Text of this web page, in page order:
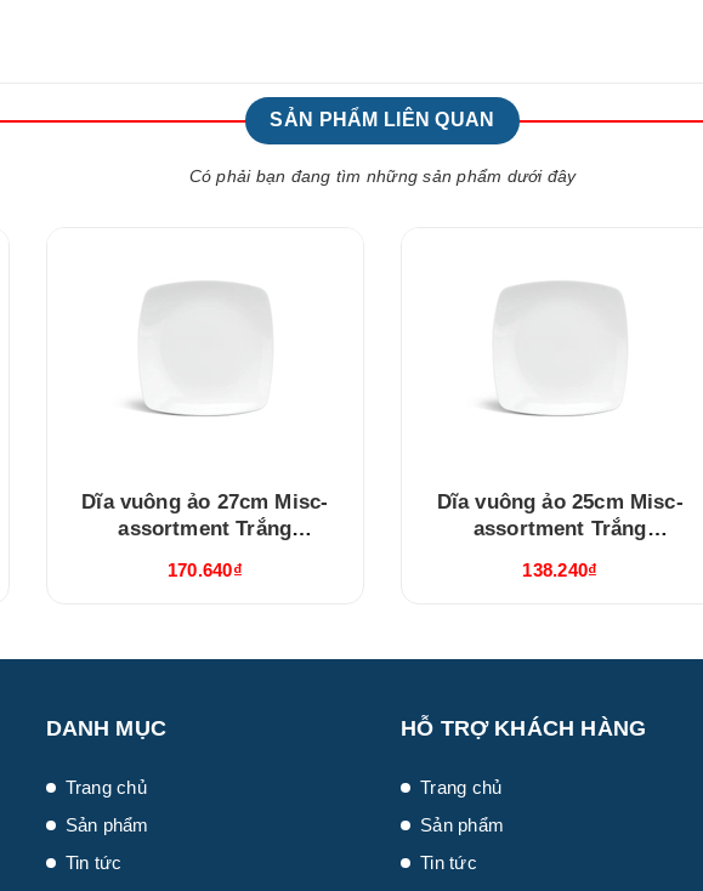
SẢN PHẨM LIÊN QUAN
Có phải bạn đang tìm những sản phẩm dưới đây
Dĩa vuông ảo 27cm Misc-
assortment Trắng
170.640₫
Dĩa vuông ảo 25cm Misc-
assortment Trắng
138.240₫
DANH MỤC
Trang chủ
Sản phẩm
Tin tức
HỖ TRỢ KHÁCH HÀNG
Trang chủ
Sản phẩm
Tin tức